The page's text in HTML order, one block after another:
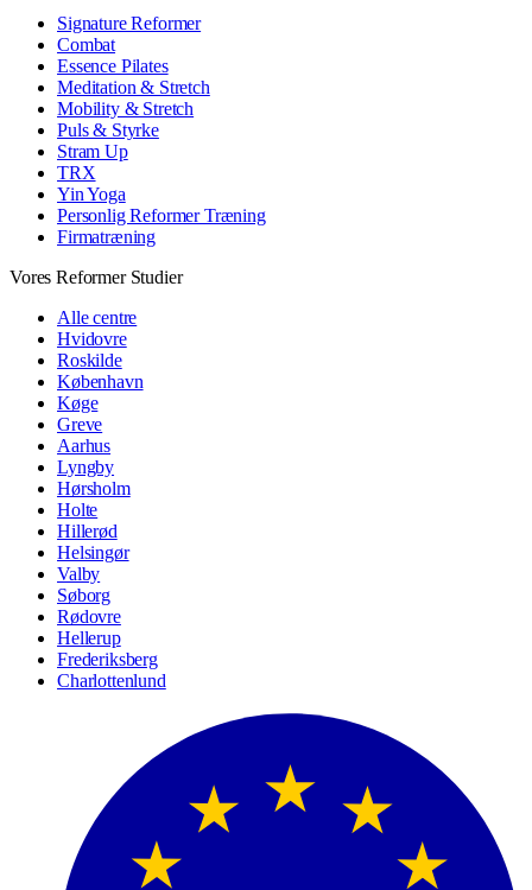
Signature Reformer
Combat
Essence Pilates
Meditation & Stretch
Mobility & Stretch
Puls & Styrke
Stram Up
TRX
Yin Yoga
Personlig Reformer Træning
Firmatræning
Vores Reformer Studier
Alle centre
Hvidovre
Roskilde
København
Køge
Greve
Aarhus
Lyngby
Hørsholm
Holte
Hillerød
Helsingør
Valby
Søborg
Rødovre
Hellerup
Frederiksberg
Charlottenlund